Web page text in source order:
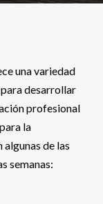
una variedad
desarrollar
profesional
la
de las
semanas: